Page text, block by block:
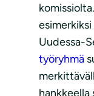
esimerkiksi
Uudessa-
työryhmä
hankkeella